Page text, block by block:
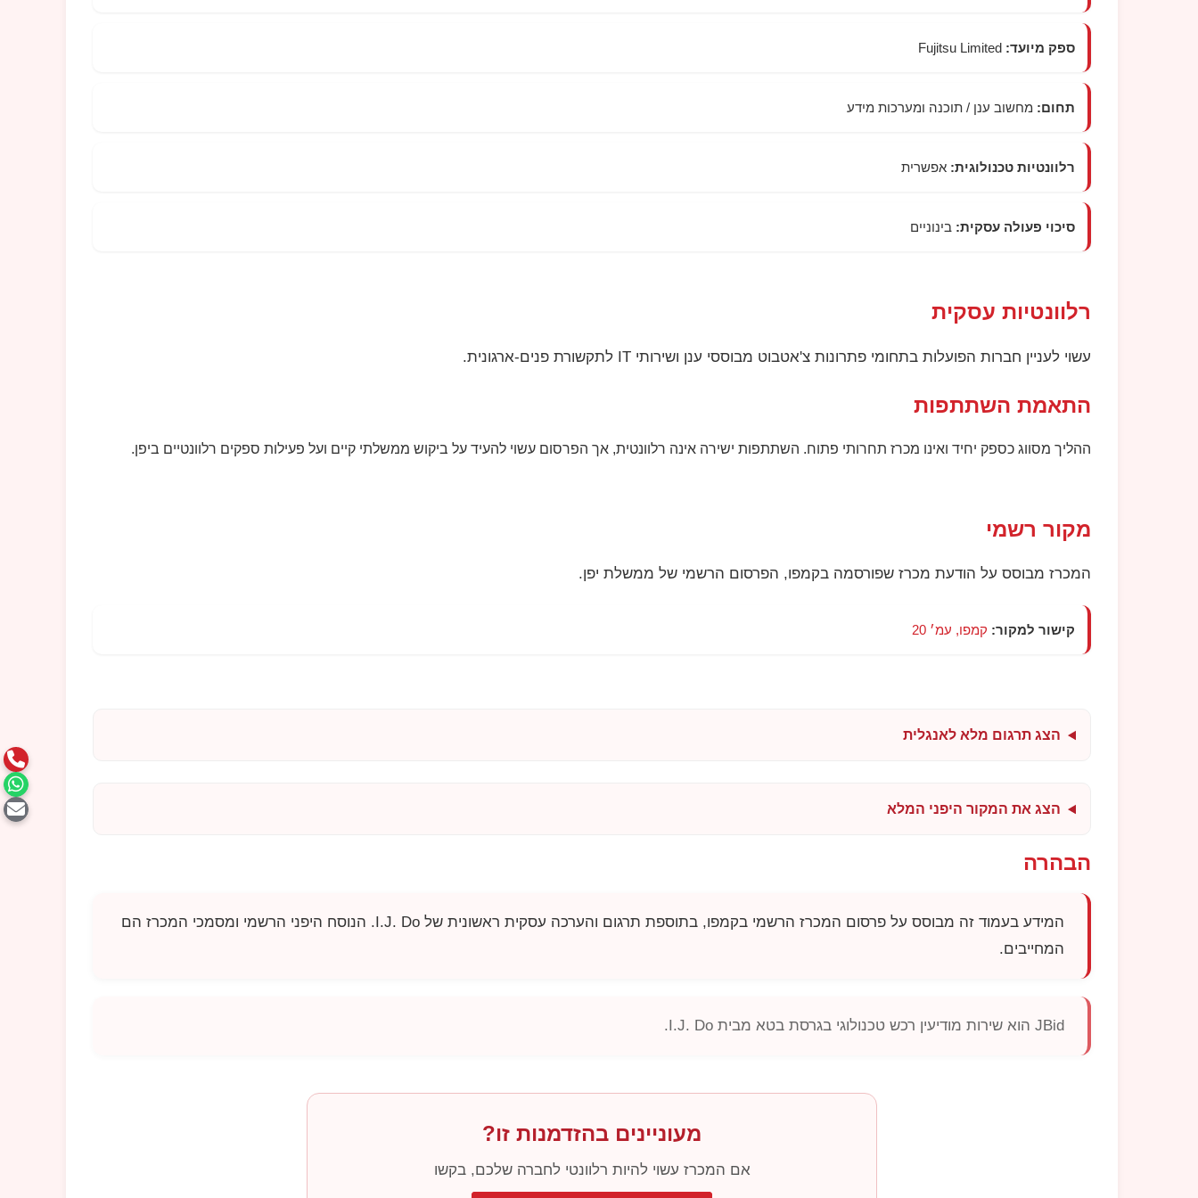
ספק מיועד:
תחום: מחשוב ענן / תוכנה ומערכות מידע
רלוונטיות טכנולוגית: אפשרית
סיכוי פעולה עסקית: בינוניים
רלוונטיות עסקית
עשוי לעניין חברות הפועלות בתחומי פתרונות צ'אטבוט מבוססי ענן ושירותי IT לתקשורת פנים-ארגונית.
התאמת השתתפות
ההליך מסווג כספק יחיד ואינו מכרז תחרותי פתוח. השתתפות ישירה אינה רלוונטית, אך הפרסום עשוי להעיד על ביקוש ממשלתי קיים ועל פעילות ספקים רלוונטיים ביפן.
מקור רשמי
המכרז מבוסס על הודעת מכרז שפורסמה בקמפו, הפרסום הרשמי של ממשלת יפן.
קישור למקור: קמפו, עמ׳ 20
הצג תרגום מלא לאנגלית
הצג את המקור היפני המלא
הבהרה
המידע בעמוד זה מבוסס על פרסום המכרז הרשמי בקמפו, בתוספת תרגום והערכה עסקית ראשונית של I.J. Do . הנוסח היפני הרשמי ומסמכי המכרז הם
המחייבים.
JBid הוא שירות מודיעין רכש טכנולוגי בגרסת בטא מבית I.J. Do
.
מעוניינים בהזדמנות זו?
אם המכרז עשוי להיות רלוונטי לחברה שלכם, בקשו